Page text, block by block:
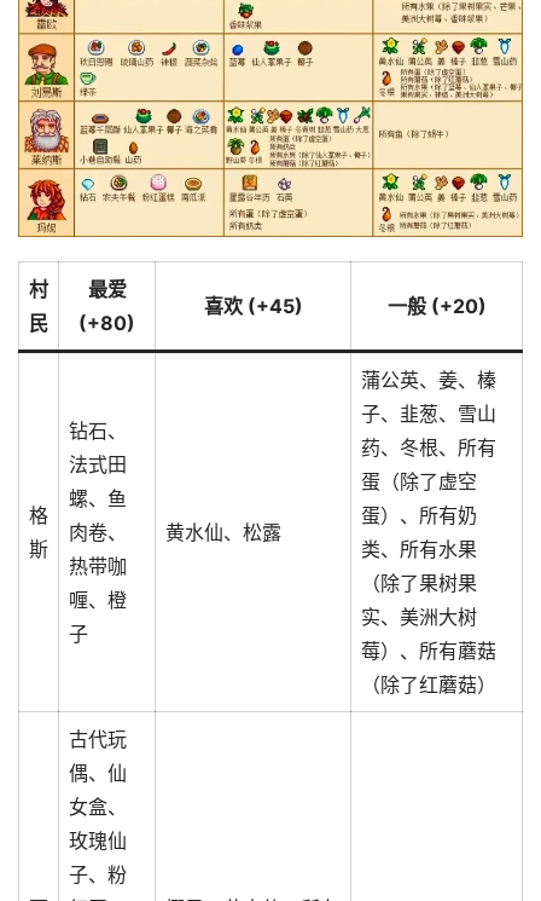
村
民
最爱
(+80)
喜欢 (+45) 一般 (+20)
格
斯
钻石、
法式田
螺、鱼
肉卷、
热带咖
喱、橙
子
黄水仙、松露
蒲公英、姜、榛
子、韭葱、雪山
药、冬根、所有
蛋（除了虚空
蛋）、所有奶
类、所有水果
（除了果树果
实、美洲大树
莓）、所有蘑菇
（除了红蘑菇）
古代玩
偶、仙
女盒、
玫瑰仙
子、粉